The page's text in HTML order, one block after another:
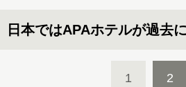
日本ではAPAホテルが過去
1 2